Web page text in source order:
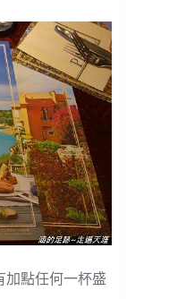
加點任何一杯盛